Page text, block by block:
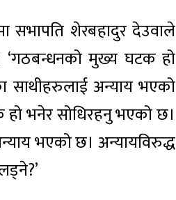
सभापति शेरबहादुर देउवाले
‘गठबन्धनको मुख्य घटक हो
साथीहरुलाई अन्याय भएको
भनेर सोधिरहनु भएको छ।
भएको छ। अन्यायविरुद्ध